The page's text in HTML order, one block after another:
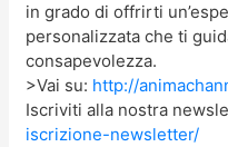
in grado di offrirti
personalizzata che ti
consapevolezza.
>Vai su: http://
Iscriviti alla nostra
iscrizione-newsletter/